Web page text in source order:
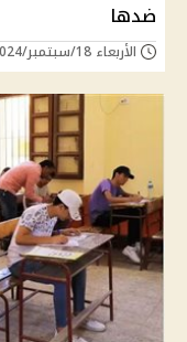
ضدها
الأربعاء 18/سبتمبر/2024 - 02:26 م